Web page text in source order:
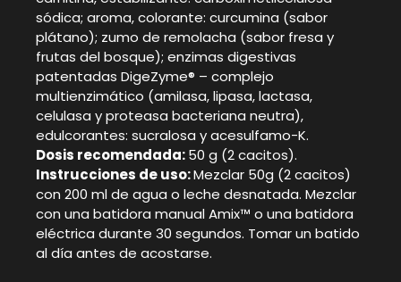
sódica; aroma, colorante: curcumina (sabor
plátano); zumo de remolacha (sabor fresa y
frutas del bosque); enzimas digestivas
patentadas DigeZyme® – complejo
multienzimático (amilasa, lipasa, lactasa,
celulasa y proteasa bacteriana neutra),
edulcorantes: sucralosa y acesulfamo-K.
Dosis recomendada:50 g (2 cacitos).
Instrucciones de uso:Mezclar 50g (2 cacitos)
con 200 ml de agua o leche desnatada. Mezclar
con una batidora manual Amix™ o una batidora
eléctrica durante 30 segundos. Tomar un batido
al día antes de acostarse.